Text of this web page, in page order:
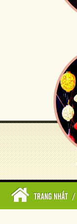
TRANG NHẤT /